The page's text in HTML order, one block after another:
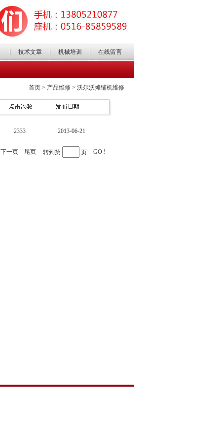
技术文章 机械培训 在线留言
首页 > 产品维修 > 沃尔沃摊铺机维修
2333 2013-06-21
下一页 尾页 转到第 页 GO!